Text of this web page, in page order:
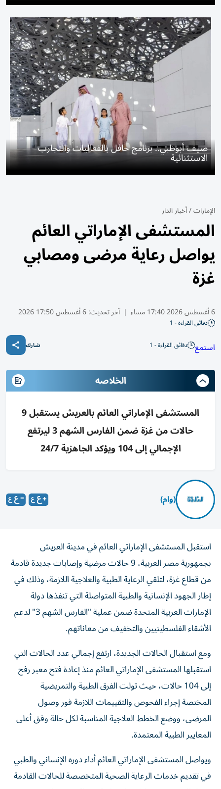
صيف أبوظبي.. برنامج حافل بالفعاليات والتجارب
الاستثنائية
الإمارات/أخبار الدار
المستشفى الإماراتي العائم
يواصل رعاية مرضى ومصابي
غزة
6 أغسطس 2026 17:40 مساء | آخر تحديث:6 أغسطس 17:50 2026
دقائق القراءة - 1
استمع دقائق القراءة - 1 شارك
الخلاصه
المستشفى الإماراتي العائم بالعريش يستقبل 9
حالات من غزة ضمن الفارس الشهم 3 ليرتفع
الإجمالي إلى 104 ويؤكد الجاهزية 24/7
(وام)
استقبل المستشفى الإماراتي العائم في مدينة العريش
بجمهورية مصر العربية، 9 حالات مرضية وإصابات جديدة قادمة
من قطاع غزة، لتلقي الرعاية الطبية والعلاجية اللازمة، وذلك في
إطار الجهود الإنسانية والطبية المتواصلة التي تنفذها دولة
الإمارات العربية المتحدة ضمن عملية "الفارس الشهم 3" لدعم
الأشقاء الفلسطينيين والتخفيف من معاناتهم.
ومع استقبال الحالات الجديدة، ارتفع إجمالي عدد الحالات التي
استقبلها المستشفى الإماراتي العائم منذ إعادة فتح معبر رفح
إلى 104 حالات، حيث تولت الفرق الطبية والتمريضية
المختصة إجراء الفحوص والتقييمات اللازمة فور وصول
المرضى، ووضع الخطط العلاجية المناسبة لكل حالة وفق أعلى
المعايير الطبية المعتمدة.
ويواصل المستشفى الإماراتي العائم أداء دوره الإنساني والطبي
في تقديم خدمات الرعاية الصحية المتخصصة للحالات القادمة